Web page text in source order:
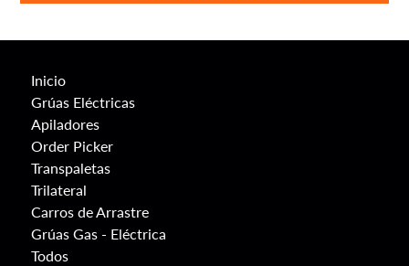
Inicio
Grúas Eléctricas
Apiladores
Order Picker
Transpaletas
Trilateral
Carros de Arrastre
Grúas Gas - Eléctrica
Todos